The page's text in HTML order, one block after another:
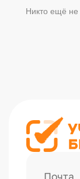
Никто ещё не
Почта